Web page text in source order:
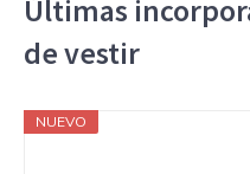
Últimas
de vestir
NUEVO